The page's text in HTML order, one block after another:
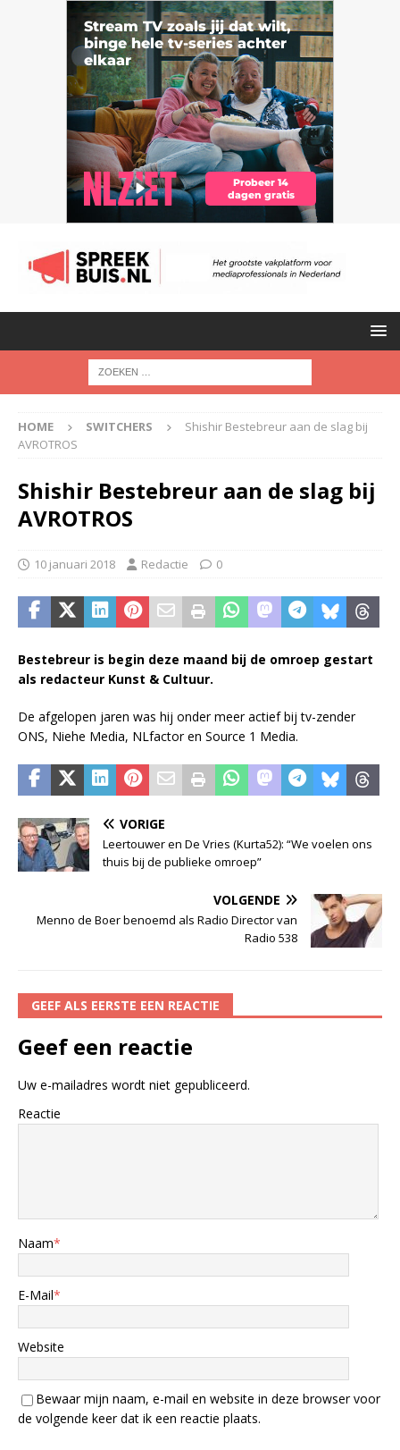
HOME SWITCHERS
Shishir Bestebreur aan de slag bij
AVROTROS
Shishir Bestebreur aan de slag bij
AVROTROS
10 januari 2018 Redactie 0
Bestebreur is begin deze maand bij de omroep gestart
als redacteur Kunst & Cultuur.
De afgelopen jaren was hij onder meer actief bij tv-zender
ONS, Niehe Media, NLfactor en Source 1 Media.
VORIGE
Leertouwer en De Vries (Kurta52): “We voelen ons
thuis bij de publieke omroep”
VOLGENDE
Menno de Boer benoemd als Radio Director van
Radio 538
GEEF ALS EERSTE EEN REACTIE
Geef een reactie
Uw e-mailadres wordt niet gepubliceerd.
Reactie
Naam*
E-Mail*
Website
Bewaar mijn naam, e-mail en website in deze browser voor
de volgende keer dat ik een reactie plaats.